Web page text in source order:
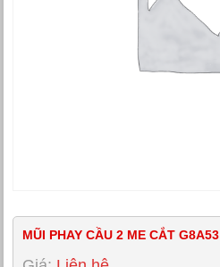
MŨI PHAY CẦU 2 ME CẮT G8A53